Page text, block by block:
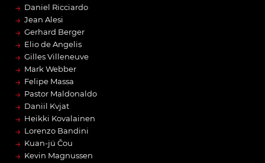
→ Daniel Ricciardo
→ Jean Alesi
→ Gerhard Berger
→ Elio de Angelis
→ Gilles Villeneuve
→ Mark Webber
→ Felipe Massa
→ Pastor Maldonaldo
→ Daniil Kvjat
→ Heikki Kovalainen
→ Lorenzo Bandini
→ Kuan-jü Čou
→ Kevin Magnussen